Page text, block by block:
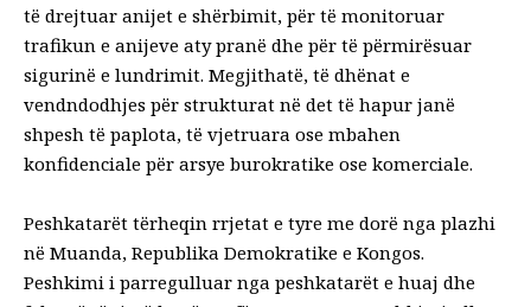
të drejtuar anijet e shërbimit, për të monitoruar
trafikun e anijeve aty pranë dhe për të përmirësuar
sigurinë e lundrimit. Megjithatë, të dhënat e
vendndodhjes për strukturat në det të hapur janë
shpesh të paplota, të vjetruara ose mbahen
konfidenciale për arsye burokratike ose komerciale.
Peshkatarët tërheqin rrjetat e tyre me dorë nga plazhi
në Muanda, Republika Demokratike e Kongos.
Peshkimi i parregulluar nga peshkatarët e huaj dhe